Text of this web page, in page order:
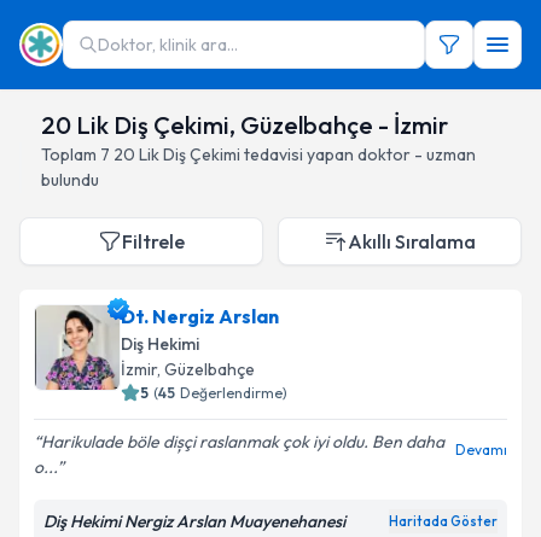
Doktor, klinik ara...
20 Lik Diş Çekimi, Güzelbahçe - İzmir
Toplam 7 20 Lik Diş Çekimi tedavisi yapan doktor - uzman
bulundu
Filtrele Akıllı Sıralama
Dt. Nergiz Arslan
Diş Hekimi
İzmir, Güzelbahçe
5 (45 Değerlendirme)
Harikulade böle dișçi raslanmak çok iyi oldu. Ben daha
o...
Devamı
Diş Hekimi Nergiz Arslan Muayenehanesi Haritada Göster